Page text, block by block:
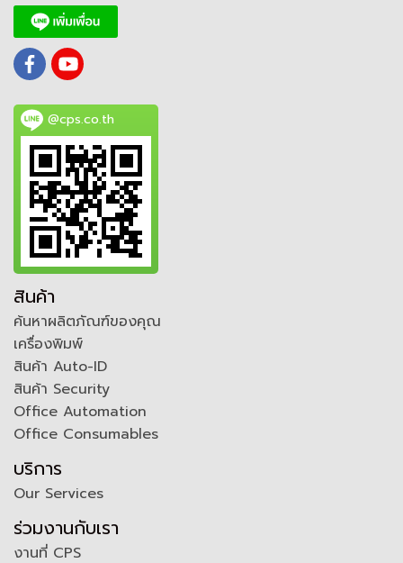
@cps.co.th
สินค้า
ค้นหาผลิตภัณฑ์ของคุณ
เครื่องพิมพ์
สินค้า Auto-ID
สินค้า Security
Office Automation
Office Consumables
บริการ
Our Services
ร่วมงานกับเรา
งานที่ CPS